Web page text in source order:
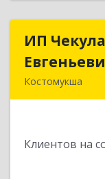
ИП
Костомукша
Клиентов на